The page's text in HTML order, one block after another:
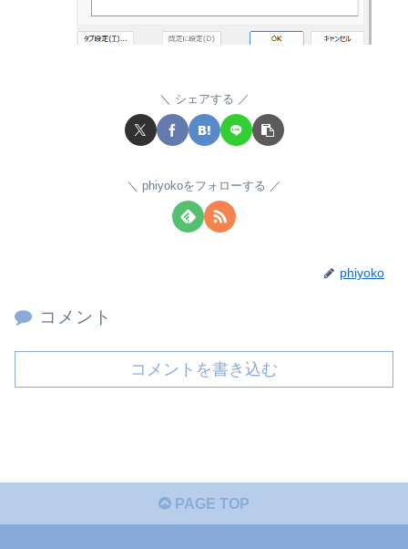
シェアする
phiyokoをフォローする
phiyoko
コメント
コメントを書き込む
PAGE TOP